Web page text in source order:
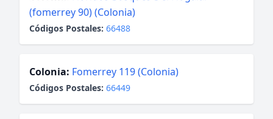
(fomerrey 90) (Colonia)
Códigos Postales: 66488
Colonia: Fomerrey 119 (Colonia)
Códigos Postales: 66449